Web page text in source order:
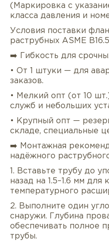
(Маркировка с
класса давления и
Условия поставки
раструбных ASME B16.5
➡️ Гибкость для
• От 1 штуки — для
заказов.
• Мелкий опт (от 10
служб и небольших
• Крупный опт —
складе, специальные
➡️ Монтажная
надёжного
1. Вставьте трубу до
назад на 1.5–1.6 мм для
температурного
2. Выполните один
снаружи. Глубина
обеспечивать полное
трубы.